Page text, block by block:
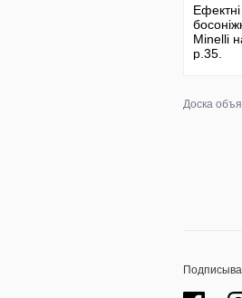
Ефектні
Minelli
р.35.
Доска